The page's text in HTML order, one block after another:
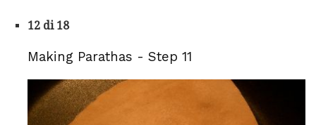
12 di 18
Making Parathas - Step 11